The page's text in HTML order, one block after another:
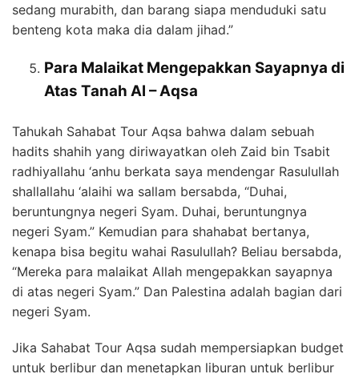
sedang murabith, dan barang siapa menduduki satu
benteng kota maka dia dalam jihad.”
Para Malaikat Mengepakkan Sayapnya di
Atas Tanah Al – Aqsa
Tahukah Sahabat Tour Aqsa bahwa dalam sebuah
hadits shahih yang diriwayatkan oleh Zaid bin Tsabit
radhiyallahu ‘anhu berkata saya mendengar Rasulullah
shallallahu ‘alaihi wa sallam bersabda, “Duhai,
beruntungnya negeri Syam. Duhai, beruntungnya
negeri Syam.” Kemudian para shahabat bertanya,
kenapa bisa begitu wahai Rasulullah? Beliau bersabda,
“Mereka para malaikat Allah mengepakkan sayapnya
di atas negeri Syam.” Dan Palestina adalah bagian dari
negeri Syam.
Jika Sahabat Tour Aqsa sudah mempersiapkan budget
untuk berlibur dan menetapkan liburan untuk berlibur